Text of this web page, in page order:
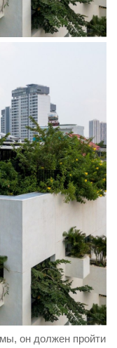
он должен пройти